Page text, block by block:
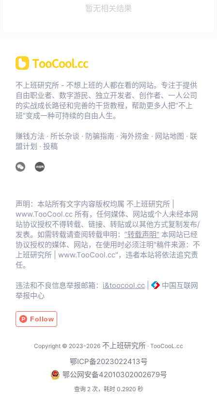
暂无相关结果
不上班研究所 - 不想上班的人都在看的网站。专注于提供
自由职业者、数字游民、独立开发者、创作者、一人公司
的实战成长路径和完善的干货教程，帮助更多人把“不上
班”变成一种可持续的自由人生。
赚钱方法 · 所长杂谈 · 防骗指南 · 海外捞金 · 网站地图 · 联
盟计划 · 投稿
声明：本站所有文字内容版权均属 不上班研究所 |
www.TooCool.cc 所有，任何媒体、网站或个人未经本网
站协议授权不得转载、链接、转贴或以其他方式复制发布/
发表。如需转载请查阅转载申明： ”转载声明“ 本网站已经
协议授权的媒体、网站，在使用时必须注明"稿件来源：不
上班研究所 | www.TooCool.cc"，违者本站将依法追究责
任。
违法和不良信息举报邮箱： i&toocool.cc
中国互联网
举报中心
Copyright © 2023-2026 不上班研究所 · TooCooL.cc
鄂ICP备2023022413号
鄂公网安备42010302002679号
查询 2 次，耗时 0.2920 秒